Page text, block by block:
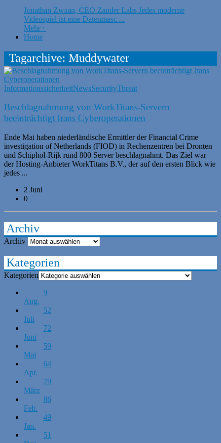
Jonathan Zwaan, CEO Zander Labs Jedes moderne
Videospiel ist eine Datenmasc ...
Mehr+
Home
Tagarchive: Muddywater
InformationssicherheitNewsSecurityThreat
Beschlagnahmung von WorkTitans-Servern
beeinträchtigt Irans Cyberoperationen
Ende Mai haben niederländische Ermittler der Financial Crime
investigation of Netherlands (FIOD) in Rechenzentren bei Dronten
und Schiphol-Rijk rund 800 Server beschlagnahmt. Das Ziel war
der Hosting-Anbieter WorkTitans B.V., der auf den ersten Blick wie
jedes ...
2 Juni
0
Archiv
Archiv
Kategorien
Kategorien
9
Aug.
52
Juli
72
Juni
59
Mai
64
Apr.
79
März
86
Feb.
49
Jan.
51